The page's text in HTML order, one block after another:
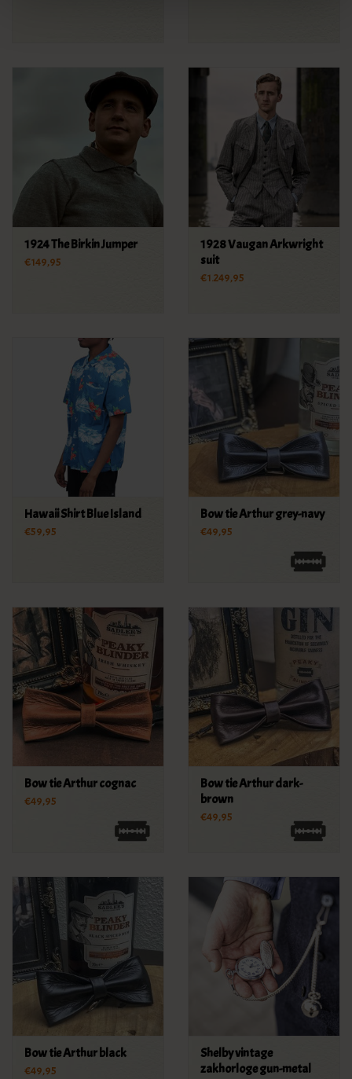
1924 The Birkin Jumper
€149,95
1928 Vaugan Arkwright
suit
€1.249,95
Hawaii Shirt Blue Island
€59,95
Bow tie Arthur grey-navy
€49,95
Bow tie Arthur cognac
€49,95
Bow tie Arthur dark-
brown
€49,95
Bow tie Arthur black
€49,95
Shelby vintage
zakhorloge gun-metal